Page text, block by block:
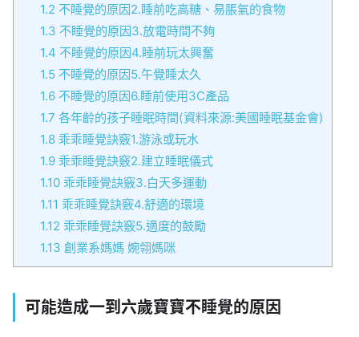
1.2 不睡覺的原因2.睡前吃高糖、易脹氣的食物
1.3 不睡覺的原因3.放電時間不夠
1.4 不睡覺的原因4.睡前玩太興奮
1.5不睡覺的原因5.午覺睡太久
1.6不睡覺的原因6.睡前使用3C產品
1.7 各年齡的孩子睡眠時間(資料來源:美國睡眠基金會)
1.8乖乖睡覺訣竅1.游泳或玩水
1.9乖乖睡覺訣竅2.建立睡眠儀式
1.10乖乖睡覺訣竅3.白天多運動
1.11 乖乖睡覺訣竅4.舒適的環境
1.12 乖乖睡覺訣竅5.適度的鼓勵
1.13 創業系媽媽 婉翎媽咪
可能造成一到六歲寶寶不睡覺的原因